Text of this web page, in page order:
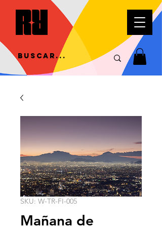
SKU: W-TR-FI-005
Mañana de